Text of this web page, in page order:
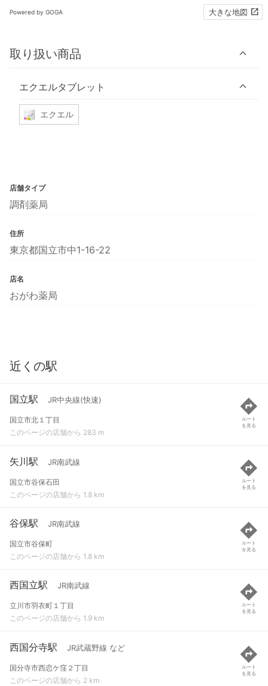
Powered by GOGA 大きな地図
取り扱い商品
エクエルタブレット
エクエル
店舗タイプ
調剤薬局
住所
東京都国立市中1-16-22
店名
おがわ薬局
近くの駅
国立駅 JR中央線(快速)
国立市北１丁目
このページの店舗から 283 m
ルート
を見る
矢川駅 JR南武線
国立市谷保石田
このページの店舗から 1.8 km
ルート
を見る
谷保駅 JR南武線
国立市谷保町
このページの店舗から 1.8 km
ルート
を見る
西国立駅 JR南武線
立川市羽衣町１丁目
このページの店舗から 1.9 km
ルート
を見る
西国分寺駅 JR武蔵野線 など
国分寺市西恋ケ窪２丁目
このページの店舗から 2 km
ルート
を見る